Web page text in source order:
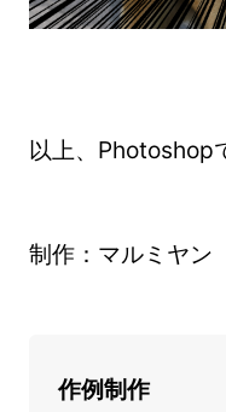
以上、Photoshop
制作：マルミヤ
作例制作